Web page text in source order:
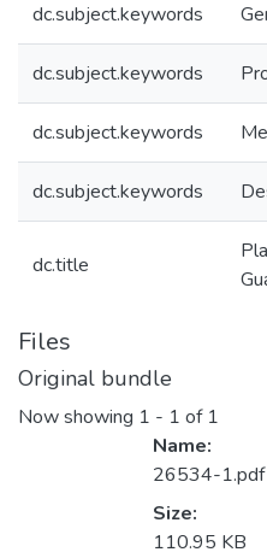
dc.subject.keywords
dc.subject.keywords
dc.subject.keywords
dc.subject.keywords
dc.title
Files
Original bundle
Now showing 1 - 1 of 1
Name:
26534-1.pdf
Size:
110.95 KB